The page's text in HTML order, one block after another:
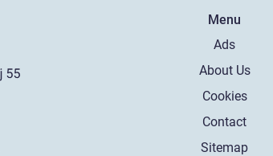
Menu
Ads
About Us
Cookies
Contact
Sitemap